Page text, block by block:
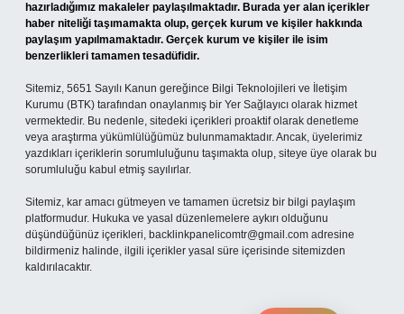
hazırladığımız makaleler paylaşılmaktadır. Burada yer alan içerikler
haber niteliği taşımamakta olup, gerçek kurum ve kişiler hakkında
paylaşım yapılmamaktadır. Gerçek kurum ve kişiler ile isim
benzerlikleri tamamen tesadüfidir.
Sitemiz, 5651 Sayılı Kanun gereğince Bilgi Teknolojileri ve İletişim
Kurumu (BTK) tarafından onaylanmış bir Yer Sağlayıcı olarak hizmet
vermektedir. Bu nedenle, sitedeki içerikleri proaktif olarak denetleme
veya araştırma yükümlülüğümüz bulunmamaktadır. Ancak, üyelerimiz
yazdıkları içeriklerin sorumluluğunu taşımakta olup, siteye üye olarak bu
sorumluluğu kabul etmiş sayılırlar.
Sitemiz, kar amacı gütmeyen ve tamamen ücretsiz bir bilgi paylaşım
platformudur. Hukuka ve yasal düzenlemelere aykırı olduğunu
düşündüğünüz içerikleri, backlinkpanelicomtr@gmail.com adresine
bildirmeniz halinde, ilgili içerikler yasal süre içerisinde sitemizden
kaldırılacaktır.